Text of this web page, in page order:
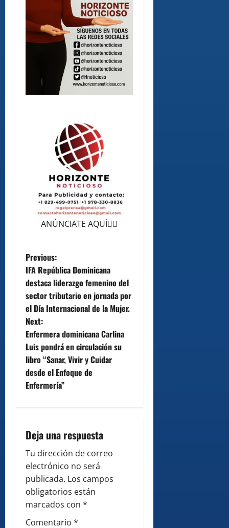
ANÚNCIATE AQUÍ👆🏻
P
o
s
t
n
a
v
g
a
t
i
o
Previous:
IFA República Dominicana
destaca liderazgo femenino del
sector tributario en jornada por
el Día Internacional de la Mujer.
Next:
Enfermera dominicana Carlina
Luis pondrá en circulación su
libro “Sanar, Vivir y Cuidar
desde el Enfoque de
Enfermería”
Deja una respuesta
Tu dirección de correo
electrónico no será
publicada. Los campos
obligatorios están
marcados con *
Comentario *